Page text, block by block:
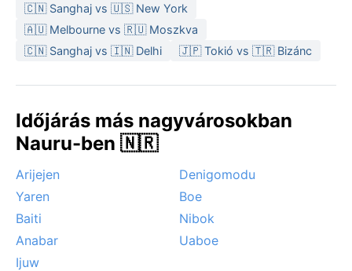
🇨🇳 Sanghaj vs 🇺🇸 New York
🇦🇺 Melbourne vs 🇷🇺 Moszkva
🇨🇳 Sanghaj vs 🇮🇳 Delhi
🇯🇵 Tokió vs 🇹🇷 Bizánc
Időjárás más nagyvárosokban
Nauru-ben 🇳🇷
Arijejen
Denigomodu
Yaren
Boe
Baiti
Nibok
Anabar
Uaboe
Ijuw